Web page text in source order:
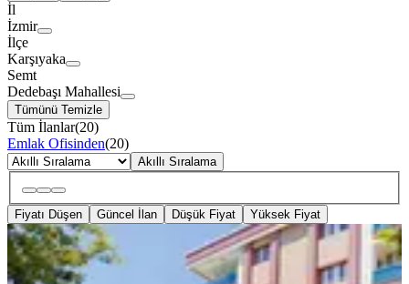
İl
İzmir
İlçe
Karşıyaka
Semt
Dedebaşı Mahallesi
Tümünü Temizle
Tüm İlanlar(20)
Emlak Ofisinden(20)
Akıllı Sıralama
Fiyatı Düşen Güncel İlan Düşük Fiyat Yüksek Fiyat
YENİ
Karşıyaka Nergiz Dedebaşında Eşyalı
1+1 Kiralık Daire